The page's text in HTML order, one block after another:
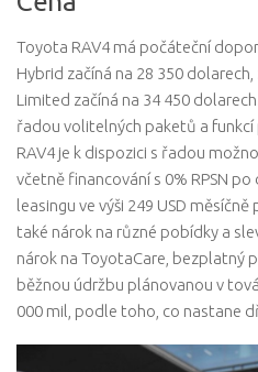
Toyota RAV4 má počáteční
Hybrid začíná na 28 350
Limited začíná na 34 450
řadou volitelných paketů a
RAV4 je k dispozici s řadou
včetně financování s 0% RPSN
leasingu ve výši 249 USD
také nárok na různé pobídky a
nárok na ToyotaCare, bezplatný
běžnou údržbu plánovanou v
000 mil, podle toho, co nastane